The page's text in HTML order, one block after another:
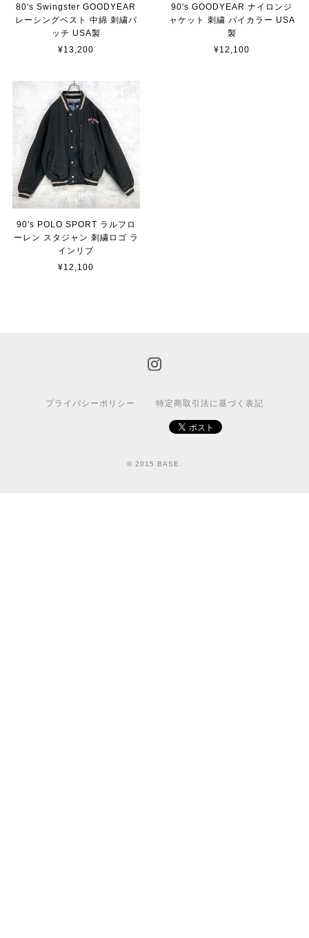
80's Swingster GOODYEAR
レーシングベスト 中綿 刺繍パ
ッチ USA製
¥13,200
90's GOODYEAR ナイロンジ
ャケット 刺繍 バイカラー USA
製
¥12,100
90's POLO SPORT ラルフロ
ーレン スタジャン 刺繍ロゴ ラ
インリブ
¥12,100
プライバシーポリシー 特定商取引法に基づく表記
© 2015 BASE.